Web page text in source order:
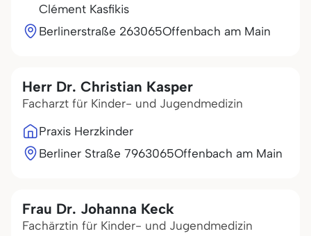
Clément Kasfikis
Berlinerstraße 263065Offenbach am Main
Herr Dr. Christian Kasper
Facharzt für Kinder- und Jugendmedizin
Praxis Herzkinder
Berliner Straße 7963065Offenbach am Main
Frau Dr. Johanna Keck
Fachärztin für Kinder- und Jugendmedizin